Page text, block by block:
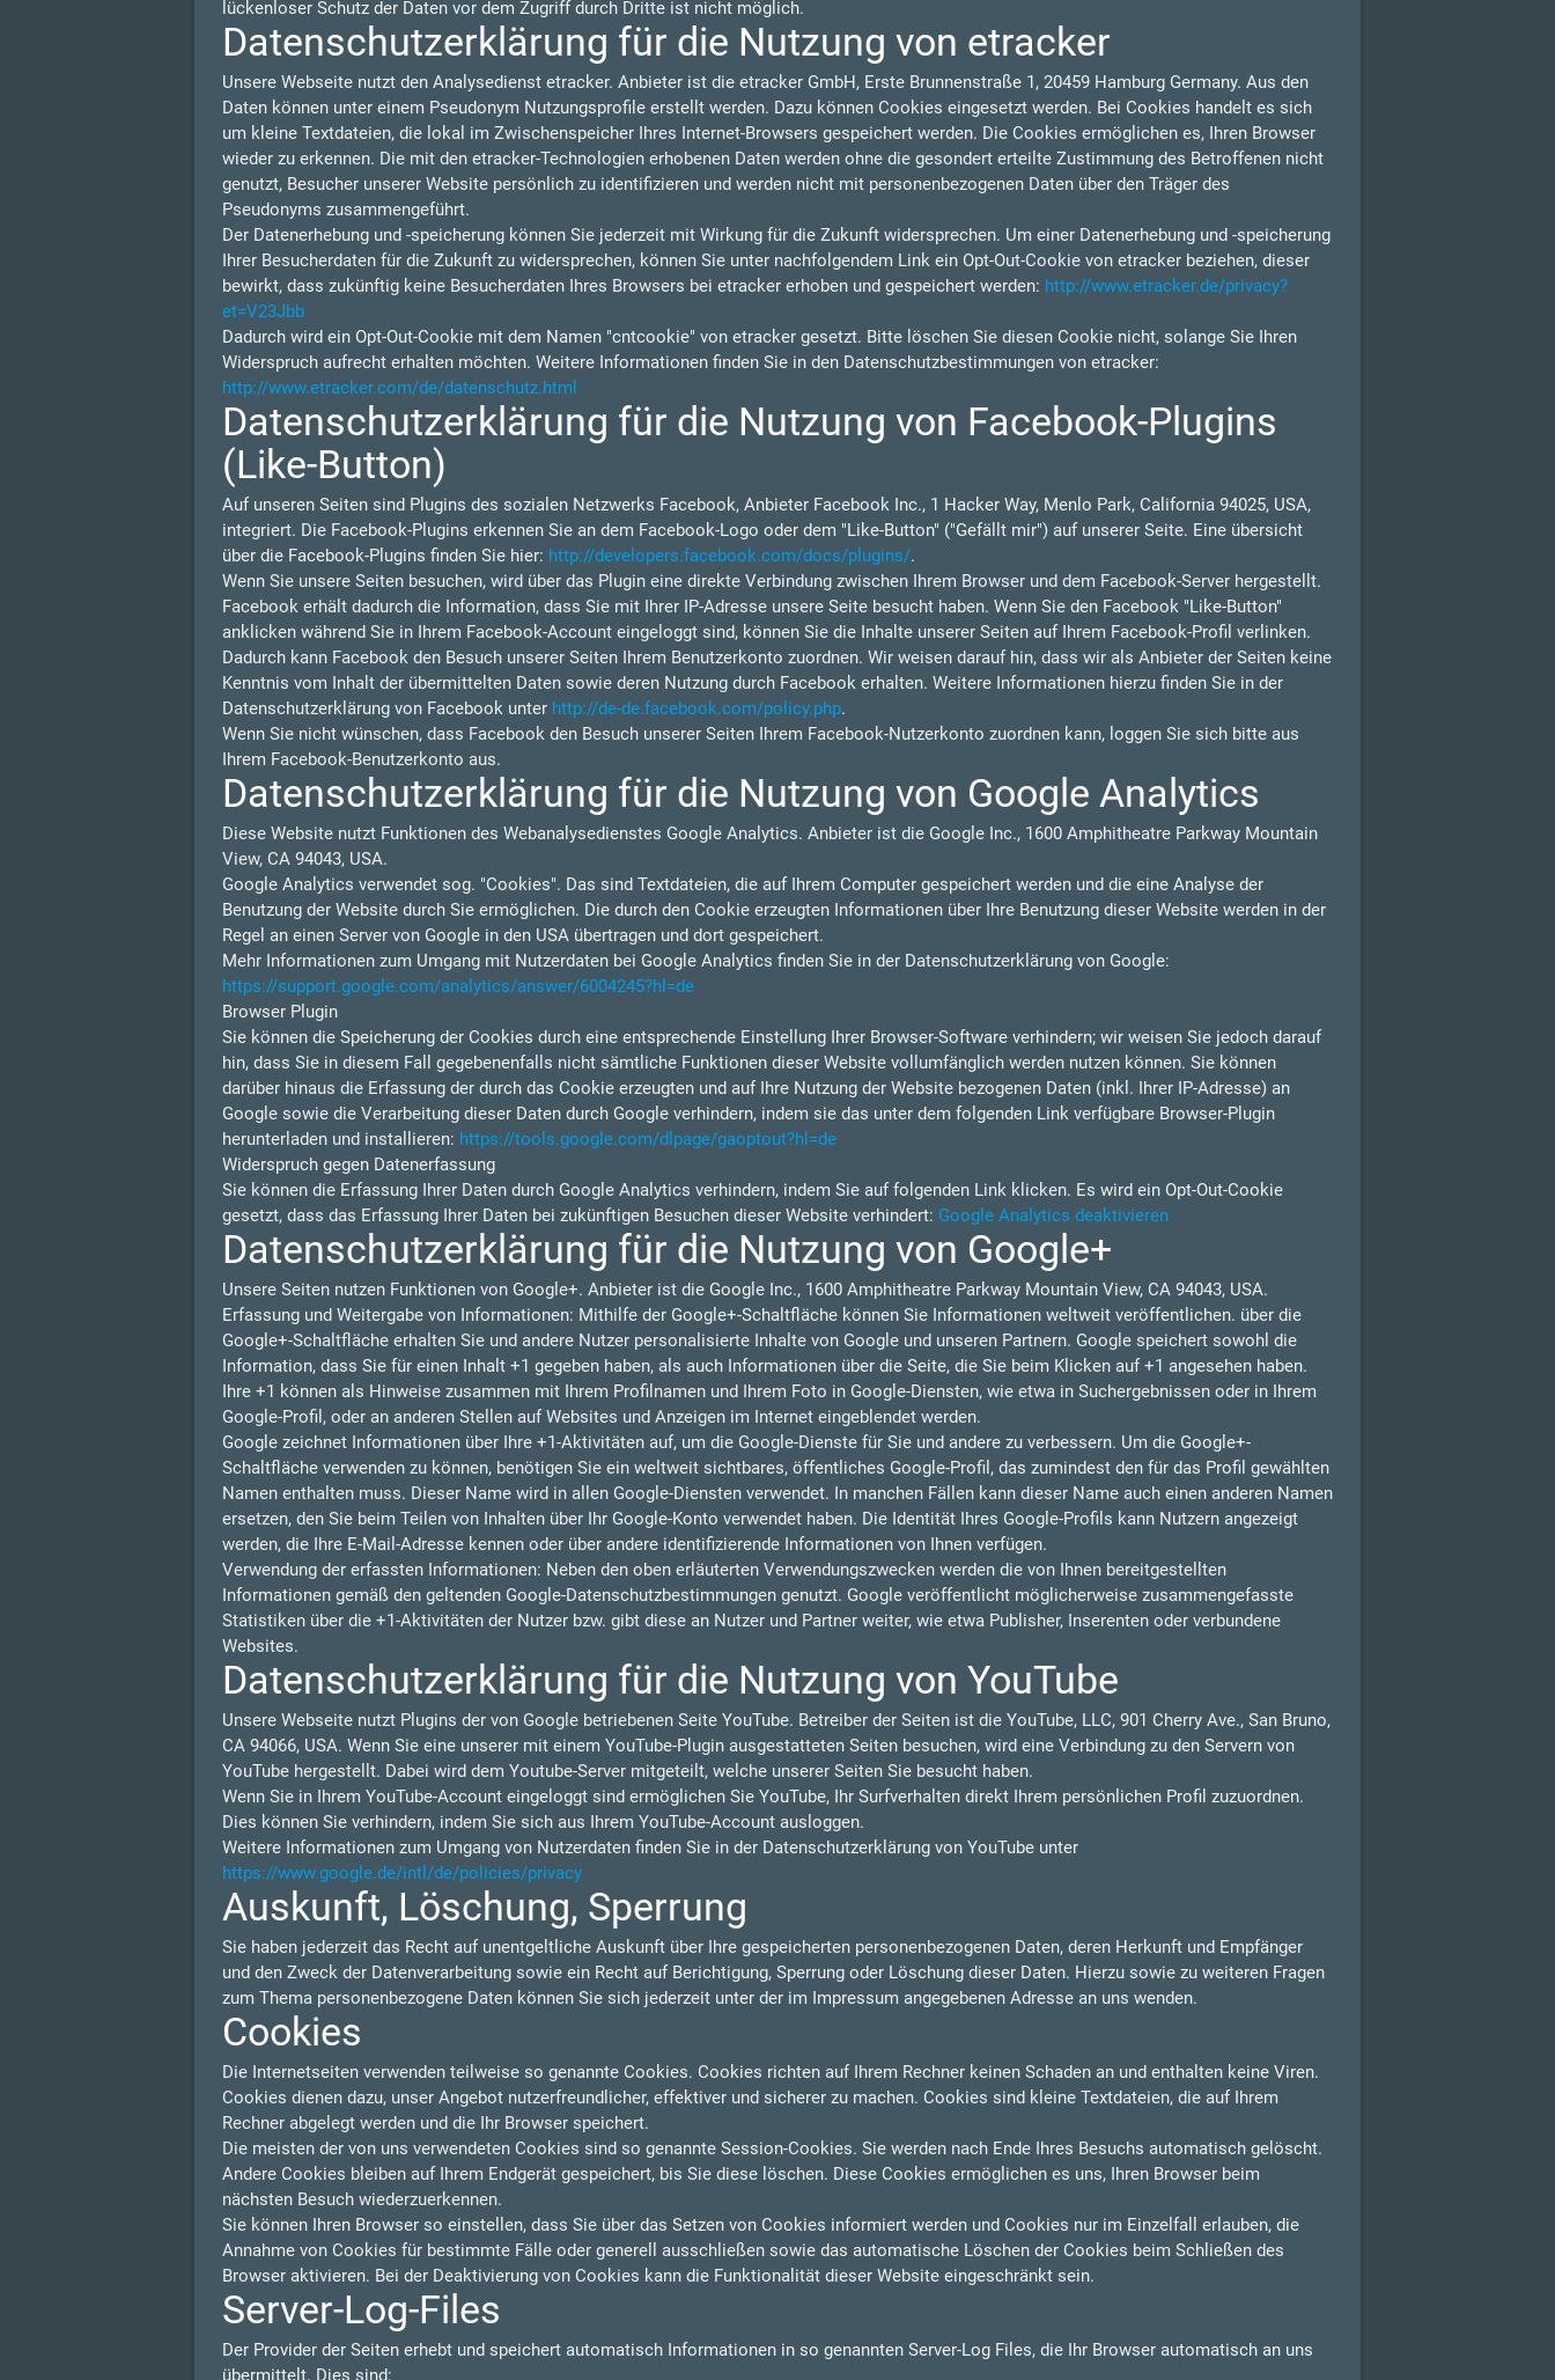
lückenloser Schutz der Daten vor dem Zugriff durch Dritte ist nicht möglich.
Datenschutzerklärung für die Nutzung von etracker
Unsere Webseite nutzt den Analysedienst etracker. Anbieter ist die etracker GmbH, Erste Brunnenstraße 1, 20459 Hamburg Germany. Aus den
Daten können unter einem Pseudonym Nutzungsprofile erstellt werden. Dazu können Cookies eingesetzt werden. Bei Cookies handelt es sich
um kleine Textdateien, die lokal im Zwischenspeicher Ihres Internet-Browsers gespeichert werden. Die Cookies ermöglichen es, Ihren Browser
wieder zu erkennen. Die mit den etracker-Technologien erhobenen Daten werden ohne die gesondert erteilte Zustimmung des Betroffenen nicht
genutzt, Besucher unserer Website persönlich zu identifizieren und werden nicht mit personenbezogenen Daten über den Träger des
Pseudonyms zusammengeführt.
Der Datenerhebung und -speicherung können Sie jederzeit mit Wirkung für die Zukunft widersprechen. Um einer Datenerhebung und -speicherung
Ihrer Besucherdaten für die Zukunft zu widersprechen, können Sie unter nachfolgendem Link ein Opt-Out-Cookie von etracker beziehen, dieser
bewirkt, dass zukünftig keine Besucherdaten Ihres Browsers bei etracker erhoben und gespeichert werden: http://www.etracker.de/privacy?
et=V23Jbb
Dadurch wird ein Opt-Out-Cookie mit dem Namen "cntcookie" von etracker gesetzt. Bitte löschen Sie diesen Cookie nicht, solange Sie Ihren
Widerspruch aufrecht erhalten möchten. Weitere Informationen finden Sie in den Datenschutzbestimmungen von etracker:
http://www.etracker.com/de/datenschutz.html
Datenschutzerklärung für die Nutzung von Facebook-Plugins
(Like-Button)
Auf unseren Seiten sind Plugins des sozialen Netzwerks Facebook, Anbieter Facebook Inc., 1 Hacker Way, Menlo Park, California 94025, USA,
integriert. Die Facebook-Plugins erkennen Sie an dem Facebook-Logo oder dem "Like-Button" ("Gefällt mir") auf unserer Seite. Eine übersicht
über die Facebook-Plugins finden Sie hier: http://developers.facebook.com/docs/plugins/.
Wenn Sie unsere Seiten besuchen, wird über das Plugin eine direkte Verbindung zwischen Ihrem Browser und dem Facebook-Server hergestellt.
Facebook erhält dadurch die Information, dass Sie mit Ihrer IP-Adresse unsere Seite besucht haben. Wenn Sie den Facebook "Like-Button"
anklicken während Sie in Ihrem Facebook-Account eingeloggt sind, können Sie die Inhalte unserer Seiten auf Ihrem Facebook-Profil verlinken.
Dadurch kann Facebook den Besuch unserer Seiten Ihrem Benutzerkonto zuordnen. Wir weisen darauf hin, dass wir als Anbieter der Seiten keine
Kenntnis vom Inhalt der übermittelten Daten sowie deren Nutzung durch Facebook erhalten. Weitere Informationen hierzu finden Sie in der
Datenschutzerklärung von Facebook unter http://de-de.facebook.com/policy.php.
Wenn Sie nicht wünschen, dass Facebook den Besuch unserer Seiten Ihrem Facebook-Nutzerkonto zuordnen kann, loggen Sie sich bitte aus
Ihrem Facebook-Benutzerkonto aus.
Datenschutzerklärung für die Nutzung von Google Analytics
Diese Website nutzt Funktionen des Webanalysedienstes Google Analytics. Anbieter ist die Google Inc., 1600 Amphitheatre Parkway Mountain
View, CA 94043, USA.
Google Analytics verwendet sog. "Cookies". Das sind Textdateien, die auf Ihrem Computer gespeichert werden und die eine Analyse der
Benutzung der Website durch Sie ermöglichen. Die durch den Cookie erzeugten Informationen über Ihre Benutzung dieser Website werden in der
Regel an einen Server von Google in den USA übertragen und dort gespeichert.
Mehr Informationen zum Umgang mit Nutzerdaten bei Google Analytics finden Sie in der Datenschutzerklärung von Google:
https://support.google.com/analytics/answer/6004245?hl=de
Browser Plugin
Sie können die Speicherung der Cookies durch eine entsprechende Einstellung Ihrer Browser-Software verhindern; wir weisen Sie jedoch darauf
hin, dass Sie in diesem Fall gegebenenfalls nicht sämtliche Funktionen dieser Website vollumfänglich werden nutzen können. Sie können
darüber hinaus die Erfassung der durch das Cookie erzeugten und auf Ihre Nutzung der Website bezogenen Daten (inkl. Ihrer IP-Adresse) an
Google sowie die Verarbeitung dieser Daten durch Google verhindern, indem sie das unter dem folgenden Link verfügbare Browser-Plugin
herunterladen und installieren: https://tools.google.com/dlpage/gaoptout?hl=de
Widerspruch gegen Datenerfassung
Sie können die Erfassung Ihrer Daten durch Google Analytics verhindern, indem Sie auf folgenden Link klicken. Es wird ein Opt-Out-Cookie
gesetzt, dass das Erfassung Ihrer Daten bei zukünftigen Besuchen dieser Website verhindert: Google Analytics deaktivieren
Datenschutzerklärung für die Nutzung von Google+
Unsere Seiten nutzen Funktionen von Google+. Anbieter ist die Google Inc., 1600 Amphitheatre Parkway Mountain View, CA 94043, USA.
Erfassung und Weitergabe von Informationen: Mithilfe der Google+-Schaltfläche können Sie Informationen weltweit veröffentlichen. über die
Google+-Schaltfläche erhalten Sie und andere Nutzer personalisierte Inhalte von Google und unseren Partnern. Google speichert sowohl die
Information, dass Sie für einen Inhalt +1 gegeben haben, als auch Informationen über die Seite, die Sie beim Klicken auf +1 angesehen haben.
Ihre +1 können als Hinweise zusammen mit Ihrem Profilnamen und Ihrem Foto in Google-Diensten, wie etwa in Suchergebnissen oder in Ihrem
Google-Profil, oder an anderen Stellen auf Websites und Anzeigen im Internet eingeblendet werden.
Google zeichnet Informationen über Ihre +1-Aktivitäten auf, um die Google-Dienste für Sie und andere zu verbessern. Um die Google+-
Schaltfläche verwenden zu können, benötigen Sie ein weltweit sichtbares, öffentliches Google-Profil, das zumindest den für das Profil gewählten
Namen enthalten muss. Dieser Name wird in allen Google-Diensten verwendet. In manchen Fällen kann dieser Name auch einen anderen Namen
ersetzen, den Sie beim Teilen von Inhalten über Ihr Google-Konto verwendet haben. Die Identität Ihres Google-Profils kann Nutzern angezeigt
werden, die Ihre E-Mail-Adresse kennen oder über andere identifizierende Informationen von Ihnen verfügen.
Verwendung der erfassten Informationen: Neben den oben erläuterten Verwendungszwecken werden die von Ihnen bereitgestellten
Informationen gemäß den geltenden Google-Datenschutzbestimmungen genutzt. Google veröffentlicht möglicherweise zusammengefasste
Statistiken über die +1-Aktivitäten der Nutzer bzw. gibt diese an Nutzer und Partner weiter, wie etwa Publisher, Inserenten oder verbundene
Websites.
Datenschutzerklärung für die Nutzung von YouTube
Unsere Webseite nutzt Plugins der von Google betriebenen Seite YouTube. Betreiber der Seiten ist die YouTube, LLC, 901 Cherry Ave., San Bruno,
CA 94066, USA. Wenn Sie eine unserer mit einem YouTube-Plugin ausgestatteten Seiten besuchen, wird eine Verbindung zu den Servern von
YouTube hergestellt. Dabei wird dem Youtube-Server mitgeteilt, welche unserer Seiten Sie besucht haben.
Wenn Sie in Ihrem YouTube-Account eingeloggt sind ermöglichen Sie YouTube, Ihr Surfverhalten direkt Ihrem persönlichen Profil zuzuordnen.
Dies können Sie verhindern, indem Sie sich aus Ihrem YouTube-Account ausloggen.
Weitere Informationen zum Umgang von Nutzerdaten finden Sie in der Datenschutzerklärung von YouTube unter
https://www.google.de/intl/de/policies/privacy
Auskunft, Löschung, Sperrung
Sie haben jederzeit das Recht auf unentgeltliche Auskunft über Ihre gespeicherten personenbezogenen Daten, deren Herkunft und Empfänger
und den Zweck der Datenverarbeitung sowie ein Recht auf Berichtigung, Sperrung oder Löschung dieser Daten. Hierzu sowie zu weiteren Fragen
zum Thema personenbezogene Daten können Sie sich jederzeit unter der im Impressum angegebenen Adresse an uns wenden.
Cookies
Die Internetseiten verwenden teilweise so genannte Cookies. Cookies richten auf Ihrem Rechner keinen Schaden an und enthalten keine Viren.
Cookies dienen dazu, unser Angebot nutzerfreundlicher, effektiver und sicherer zu machen. Cookies sind kleine Textdateien, die auf Ihrem
Rechner abgelegt werden und die Ihr Browser speichert.
Die meisten der von uns verwendeten Cookies sind so genannte Session-Cookies. Sie werden nach Ende Ihres Besuchs automatisch gelöscht.
Andere Cookies bleiben auf Ihrem Endgerät gespeichert, bis Sie diese löschen. Diese Cookies ermöglichen es uns, Ihren Browser beim
nächsten Besuch wiederzuerkennen.
Sie können Ihren Browser so einstellen, dass Sie über das Setzen von Cookies informiert werden und Cookies nur im Einzelfall erlauben, die
Annahme von Cookies für bestimmte Fälle oder generell ausschließen sowie das automatische Löschen der Cookies beim Schließen des
Browser aktivieren. Bei der Deaktivierung von Cookies kann die Funktionalität dieser Website eingeschränkt sein.
Server-Log-Files
Der Provider der Seiten erhebt und speichert automatisch Informationen in so genannten Server-Log Files, die Ihr Browser automatisch an uns
übermittelt. Dies sind: